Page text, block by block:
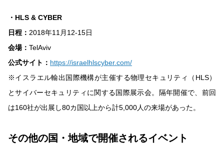
・HLS & CYBER
日程： 2018年11月12-15日
会場： TelAviv
公式サイト： https://israelhlscyber.com/
※イスラエル輸出国際機構が主催する物理セキュリティ（HLS）
とサイバーセキュリティに関する国際展示会。隔年開催で、前回
は160社が出展し80カ国以上から計5,000人の来場があった。
その他の国・地域で開催されるイベント